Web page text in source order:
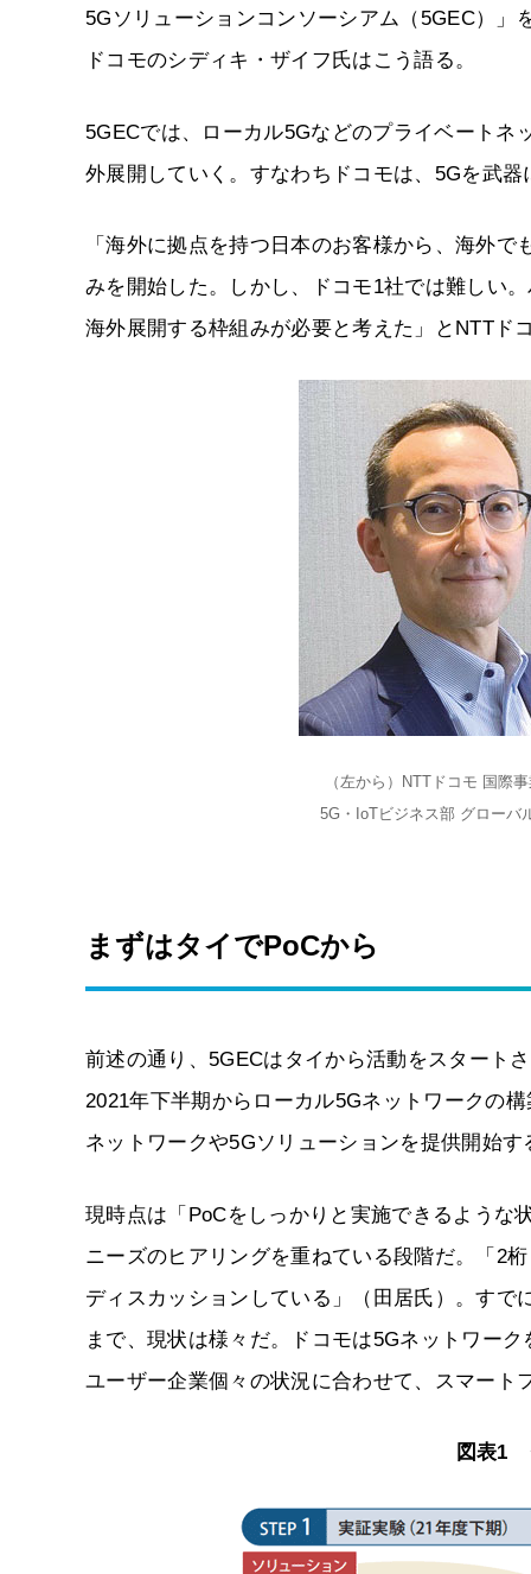
5Gソリューションコンソーシアム（5GEC）
ドコモのシディキ・ザイフ氏はこう語る。
5GECでは、ローカル5Gなどのプライベート
外展開していく。すなわちドコモは、5Gを武
「海外に拠点を持つ日本のお客様から、海外
みを開始した。しかし、ドコモ1社では難しい
海外展開する枠組みが必要と考えた」とNTTド
（左から）NTTドコモ 国際
5G・IoTビジネス部 グローバ
まずはタイでPoCから
前述の通り、5GECはタイから活動をスタート
2021年下半期からローカル5Gネットワークの
ネットワークや5Gソリューションを提供開始
現時点は「PoCをしっかりと実施できるような
ニーズのヒアリングを重ねている段階だ。「2
ディスカッションしている」（田居氏）。す
まで、現状は様々だ。ドコモは5Gネットワー
ユーザー企業個々の状況に合わせて、スマー
図表1